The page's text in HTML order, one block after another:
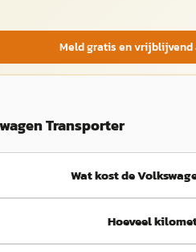
Meld gratis en vrijblijvend
Transporter
Wat kost de
Hoeveel